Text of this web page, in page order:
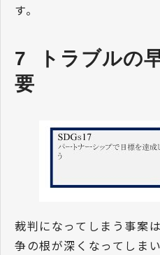
す。
7  トラブルの
要
裁判になってしまう事案
争の根が深くなってしま